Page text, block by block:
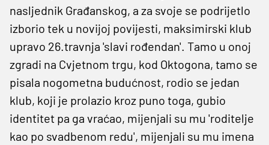
nasljednik Građanskog, a za svoje se podrijetlo
izborio tek u novijoj povijesti, maksimirski klub
upravo 26.travnja 'slavi rođendan'. Tamo u onoj
zgradi na Cvjetnom trgu, kod Oktogona, tamo se
pisala nogometna budućnost, rodio se jedan
klub, koji je prolazio kroz puno toga, gubio
identitet pa ga vraćao, mijenjali su mu 'roditelje
kao po svadbenom redu', mijenjali su mu imena